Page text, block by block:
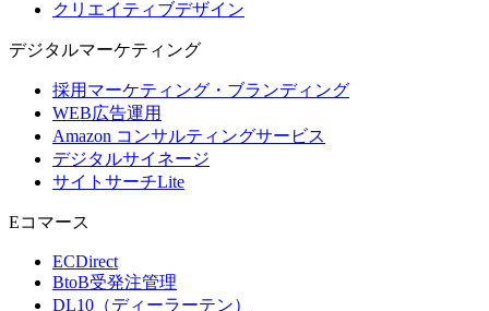
クリエイティブデザイン
デジタルマーケティング
採用マーケティング・ブランディング
WEB広告運用
Amazon コンサルティングサービス
デジタルサイネージ
サイトサーチLite
Eコマース
ECDirect
BtoB受発注管理
DL10（ディーラーテン）